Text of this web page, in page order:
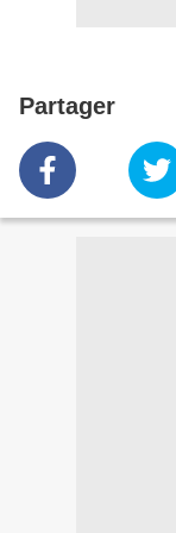
Partager